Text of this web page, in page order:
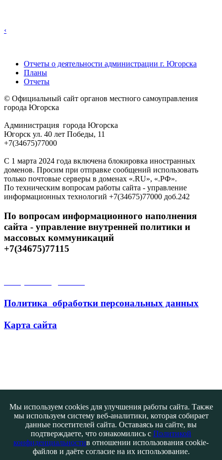
‹
Отчеты о деятельности администрации г. Югорска
Планы
Отчеты
© Официальный сайт органов местного самоуправления
города Югорска
Администрация города Югорска
Югорск ул. 40 лет Победы, 11
+7(34675)77000
С 1 марта 2024 года включена блокировка иностранных
доменов. Просим при отправке сообщений использовать
только почтовые серверы в доменах «.RU», «.РФ».
По техническим вопросам работы сайта - управление
информационных технологий +7(34675)77000 доб.242
По вопросам информационного наполнения
сайта - управление внутренней политики и
массовых коммуникаций
+7(34675)77115
Политика обработки персональных данных
Карта сайта
Контакты
Мы используем cookies для улучшения работы сайта. Также
мы используем систему веб-аналитики, которая собирает
данные посетителей сайта. Оставаясь на сайте, вы
подтверждаете, что ознакомились с Политикой
конфиденциальностив отношении использования cookie-
файлов и даёте согласие на их использование.